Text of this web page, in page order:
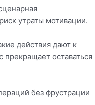
утраты мотивации.
действия дают к
прекращает оставаться
без фрустрации